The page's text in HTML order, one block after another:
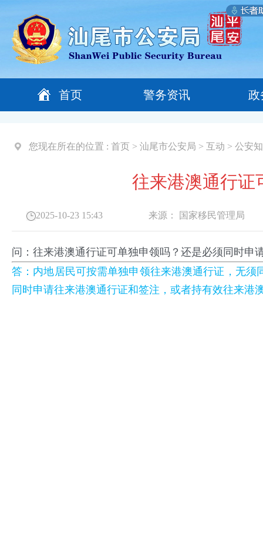
首页 警务资讯 政
您现在所在的位置 : 首页 > 汕尾市公安局 > 互动 > 公安
往来港澳通行证
2025-10-23 15:43 来源： 国家移民管理局
问：往来港澳通行证可单独申领吗？还是必须同时申
答：内地居民可按需单独申领往来港澳通行证，无
同时申请往来港澳通行证和签注，或者持有效往来